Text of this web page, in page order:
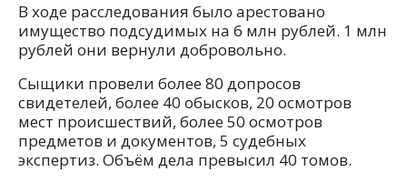
В ходе расследования было арестовано
имущество подсудимых на 6 млн рублей. 1 млн
рублей они вернули добровольно.
Сыщики провели более 80 допросов
свидетелей, более 40 обысков, 20 осмотров
мест происшествий, более 50 осмотров
предметов и документов, 5 судебных
экспертиз. Объём дела превысил 40 томов.